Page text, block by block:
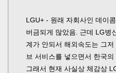
LGU+ - 원래 자회사인 데이
버금되게 많았음. 근데 LG병
계가 안되서 해외속도는 그
브 서비스를 넣으면서 한국의
그래서 현재 사실상 체감상